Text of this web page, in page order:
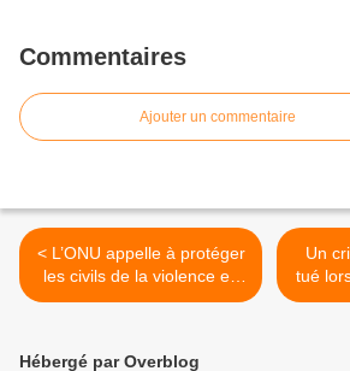
Commentaires
Ajouter un commentaire
< L’ONU appelle à protéger
les civils de la violence en
Colombie
Un
tué
Hébergé par Overblog